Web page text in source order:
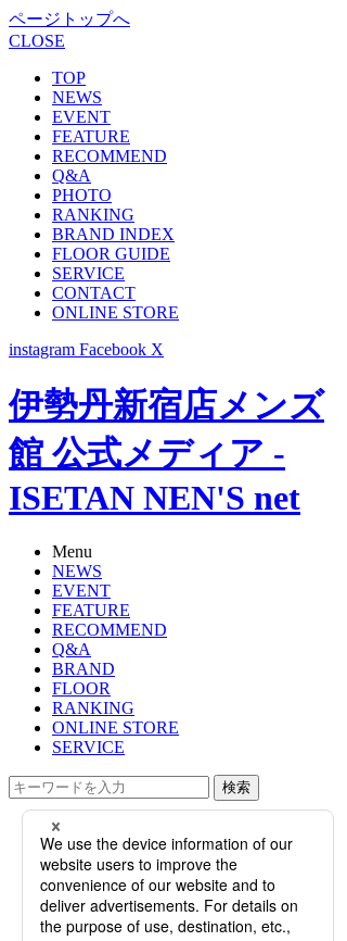
ページトップへ
CLOSE
TOP
NEWS
EVENT
FEATURE
RECOMMEND
Q&A
PHOTO
RANKING
BRAND INDEX
FLOOR GUIDE
SERVICE
CONTACT
ONLINE STORE
instagram Facebook X
伊勢丹新宿店メンズ
館 公式メディア -
ISETAN NEN'S net
Menu
NEWS
EVENT
FEATURE
RECOMMEND
Q&A
BRAND
FLOOR
RANKING
ONLINE STORE
SERVICE
検索
TOP
PHOTO
緻密なインダストリアルなデザイン
＜イーノス＞の新作ジュエリーを紹
介するプロモーション開催